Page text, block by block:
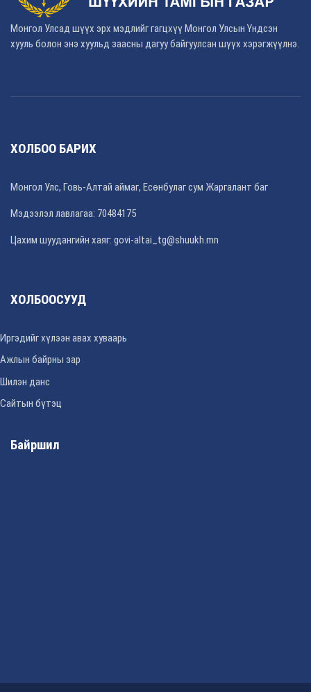
Монгол Улсад шүүх эрх мэдлийг гагцхүү Монгол Улсын Үндсэн
хууль болон энэ хуульд заасны дагуу байгуулсан шүүх хэрэгжүүлнэ.
ХОЛБОО БАРИХ
Монгол Улс, Говь-Алтай аймаг, Есөнбулаг сум Жаргалант баг
Мэдээлэл лавлагаа: 70484175
Цахим шуудангийн хаяг: govi-altai_tg@shuukh.mn
ХОЛБООСУУД
Иргэдийг хүлээн авах хуваарь
Ажлын байрны зар
Шилэн данс
Сайтын бүтэц
Байршил